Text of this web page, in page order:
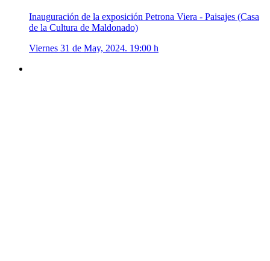
Inauguración de la exposición Petrona Viera - Paisajes (Casa
de la Cultura de Maldonado)
Viernes 31 de May, 2024. 19:00 h